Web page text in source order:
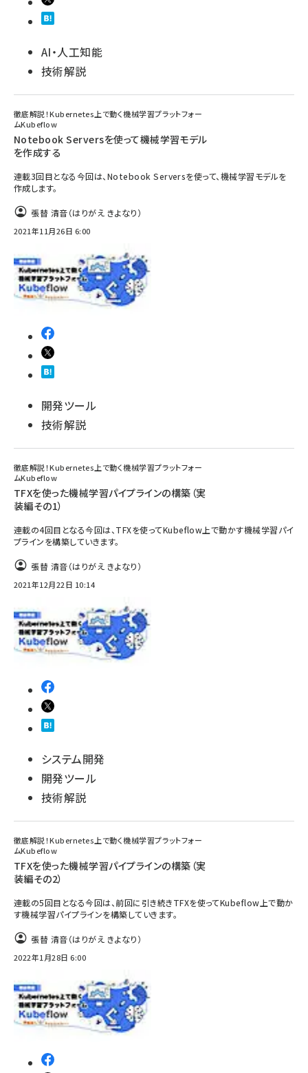
AI・人工知能
技術解説
徹底解説！Kubernetes上で動く機械学習プラットフォー
ムKubeflow
Notebook Serversを使って機械学習モデル
を作成する
連載3回目となる今回は、Notebook Serversを使って、機械学習モデルを
作成します。
張替 清音（はりがえ きよなり）
2021年11月26日 6:00
開発ツール
技術解説
徹底解説！Kubernetes上で動く機械学習プラットフォー
ムKubeflow
TFXを使った機械学習パイプラインの構築（実
装編その1）
連載の4回目となる今回は、TFXを使ってKubeflow上で動かす機械学習パイ
プラインを構築していきます。
張替 清音（はりがえ きよなり）
2021年12月22日 10:14
システム開発
開発ツール
技術解説
徹底解説！Kubernetes上で動く機械学習プラットフォー
ムKubeflow
TFXを使った機械学習パイプラインの構築（実
装編その2）
連載の5回目となる今回は、前回に引き続きTFXを使ってKubeflow上で動か
す機械学習パイプラインを構築していきます。
張替 清音（はりがえ きよなり）
2022年1月28日 6:00